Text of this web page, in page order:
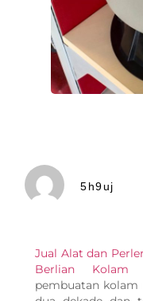
5h9uj
Jual Alat dan
Berlian Kolam
pembuatan